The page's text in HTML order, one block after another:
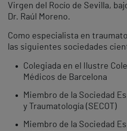
Virgen del Rocío de Sevilla,
Dr. Raúl Moreno.
Como especialista en
las siguientes sociedades
Colegiada en el Ilustre
Médicos de Barcelona
Miembro de la Sociedad
y Traumatología (SECOT)
Miembro de la Sociedad